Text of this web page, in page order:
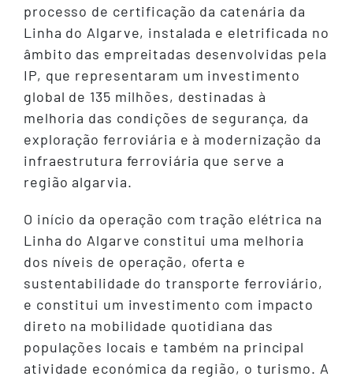
processo de certificação da catenária da
Linha do Algarve, instalada e eletrificada no
âmbito das empreitadas desenvolvidas pela
IP, que representaram um investimento
global de 135 milhões, destinadas à
melhoria das condições de segurança, da
exploração ferroviária e à modernização da
infraestrutura ferroviária que serve a
região algarvia.
O início da operação com tração elétrica na
Linha do Algarve constitui uma melhoria
dos níveis de operação, oferta e
sustentabilidade do transporte ferroviário,
e constitui um investimento com impacto
direto na mobilidade quotidiana das
populações locais e também na principal
atividade económica da região, o turismo. A